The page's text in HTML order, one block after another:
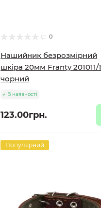
0
Нашийник безрозмірний
шкіра 20мм Franty 201011/1
чорний
В наявності
123.00грн.
Популярний